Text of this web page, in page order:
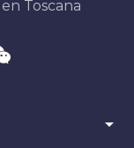
Toscana
arrow_drop_down